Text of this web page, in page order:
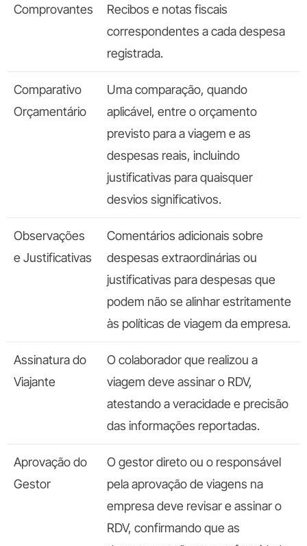
Comprovantes
Recibos e notas fiscais
correspondentes a cada despesa
registrada.
Comparativo
Orçamentário
Uma comparação, quando
aplicável, entre o orçamento
previsto para a viagem e as
despesas reais, incluindo
justificativas para quaisquer
desvios significativos.
Observações
e Justificativas
Comentários adicionais sobre
despesas extraordinárias ou
justificativas para despesas que
podem não se alinhar estritamente
às políticas de viagem da empresa.
Assinatura do
Viajante
O colaborador que realizou a
viagem deve assinar o RDV,
atestando a veracidade e precisão
das informações reportadas.
Aprovação do
Gestor
O gestor direto ou o responsável
pela aprovação de viagens na
empresa deve revisar e assinar o
RDV, confirmando que as